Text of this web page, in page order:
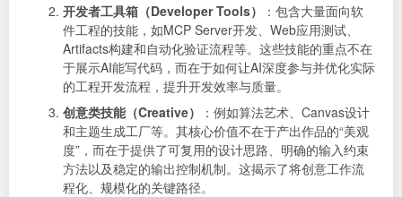
开发者工具箱（Developer Tools）
：包含大量面向软
件工程的技能，如MCP Server开发、Web应用测试、
Artifacts构建和自动化验证流程等。这些技能的重点不在
于展示AI能写代码，而在于如何让AI深度参与并优化实际
的工程开发流程，提升开发效率与质量。
创意类技能（Creative）
：例如算法艺术、Canvas设计
和主题生成工厂等。其核心价值不在于产出作品的“美观
度”，而在于提供了可复用的设计思路、明确的输入约束
方法以及稳定的输出控制机制。这揭示了将创意工作流
程化、规模化的关键路径。